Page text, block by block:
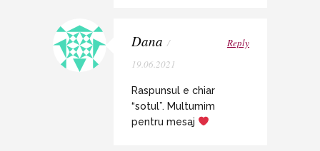
Dana /
19.06.2021
Reply
Raspunsul e chiar
“sotul”. Multumim
pentru mesaj